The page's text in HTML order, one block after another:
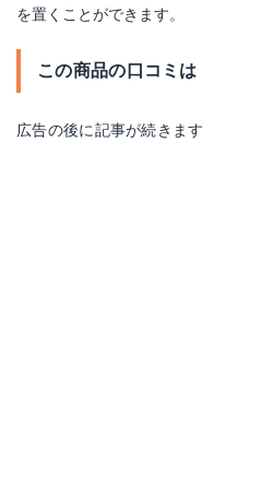
を置くことができます。
この商品の口コミは
広告の後に記事が続きます